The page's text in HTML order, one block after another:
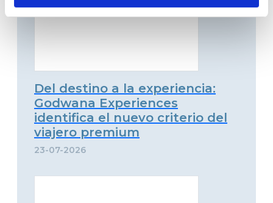
Del destino a la experiencia:
Godwana Experiences
identifica el nuevo criterio del
viajero premium
23-07-2026